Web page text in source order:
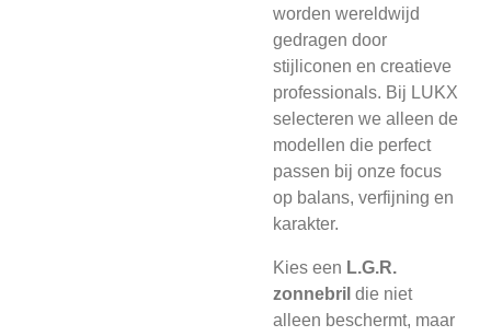
worden wereldwijd
gedragen door
stijliconen en creatieve
professionals. Bij LUKX
selecteren we alleen de
modellen die perfect
passen bij onze focus
op balans, verfijning en
karakter.
Kies een L.G.R.
zonnebril die niet
alleen beschermt, maar